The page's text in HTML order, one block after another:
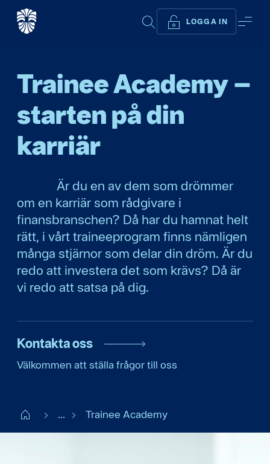
SÖK LOGGA IN
Trainee Academy –
starten på din
karriär
Är du en av dem som drömmer
om en karriär som rådgivare i
finansbranschen? Då har du hamnat helt
rätt, i vårt traineeprogram finns nämligen
många stjärnor som delar din dröm. Är du
redo att investera det som krävs? Då är
vi redo att satsa på dig.
Kontakta oss
Välkommen att ställa frågor till oss
Start ... Trainee Academy